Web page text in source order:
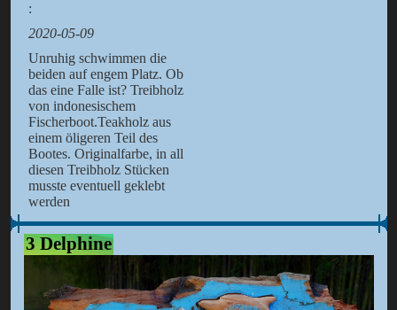
:
2020-05-09
Unruhig schwimmen die
beiden auf engem Platz. Ob
das eine Falle ist? Treibholz
von indonesischem
Fischerboot.Teakholz aus
einem öligeren Teil des
Bootes. Originalfarbe, in all
diesen Treibholz Stücken
musste eventuell geklebt
werden
3 Delphine